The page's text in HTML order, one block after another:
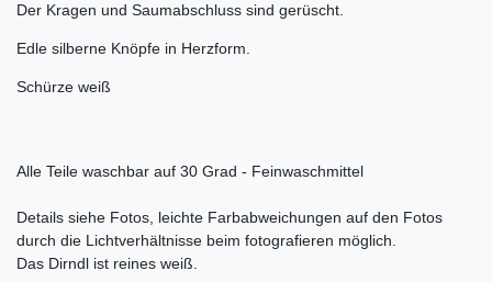
Der Kragen und Saumabschluss sind gerüscht.
Edle silberne Knöpfe in Herzform.
Schürze weiß
Alle Teile waschbar auf 30 Grad - Feinwaschmittel
Details siehe Fotos, leichte Farbabweichungen auf den Fotos
durch die Lichtverhältnisse beim fotografieren möglich.
Das Dirndl ist reines weiß.